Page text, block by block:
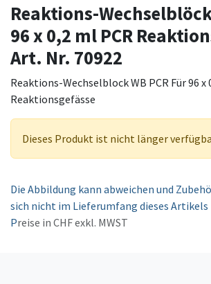
Reaktions-
96 x 0,2 ml PCR
Art. Nr. 70922
Reaktions-Wechselblock WB PCR Für 96 x
Reaktionsgefässe
Dieses Produkt ist nicht länger
Die Abbildung kann abweichen und
sich nicht im Lieferumfang dieses
Preise in CHF exkl. MWST